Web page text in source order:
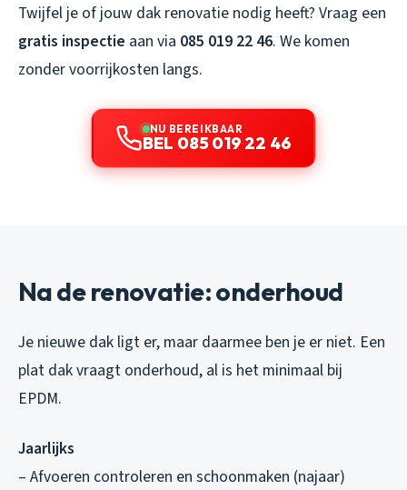
Twijfel je of jouw dak renovatie nodig heeft? Vraag een
gratis inspectie aan via 085 019 22 46. We komen
zonder voorrijkosten langs.
NU BEREIKBAAR
BEL 085 019 22 46
Na de renovatie: onderhoud
Je nieuwe dak ligt er, maar daarmee ben je er niet. Een
plat dak vraagt onderhoud, al is het minimaal bij
EPDM.
Jaarlijks
– Afvoeren controleren en schoonmaken (najaar)